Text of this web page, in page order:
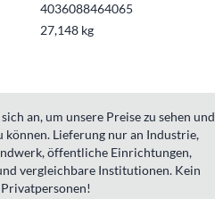
4036088464065
27,148 kg
an, um unsere Preise zu sehen und
können. Lieferung nur an Industrie,
öffentliche Einrichtungen,
vergleichbare Institutionen. Kein